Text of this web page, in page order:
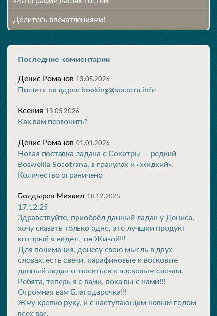
Делитесь впечатлениями!
Последние комментарии
Денис Романов 13.05.2026
Пишите на адрес booking@socotra.info
Ксения 13.05.2026
Как вам позвонить?
Денис Романов 01.01.2026
Новая поставка ладана с Сокотры — редкий
Boswellia Socotrana, в гранулах и «жидкий».
Количество ограничено
Болдырев Михаил 18.12.2025
17.12.25
Здравствуйте, приобрёл данный ладан у Дениса,
хочу сказать только одно, это лучший продукт
который я видел., он Живой!!!
Для понимания, донесу свою мысль в двух
словах, есть свечи, парафиновые и восковые
данный ладан относиться к восковым свечам.
Ребята, теперь я с вами, пока вы с нами!!!
Огромная вам Благодарочка!!!
Жму крепко руку, и с наступающим новым годом
всех вас.